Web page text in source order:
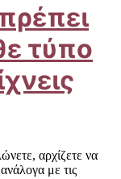
τύπο
αρχίζετε να
με τις